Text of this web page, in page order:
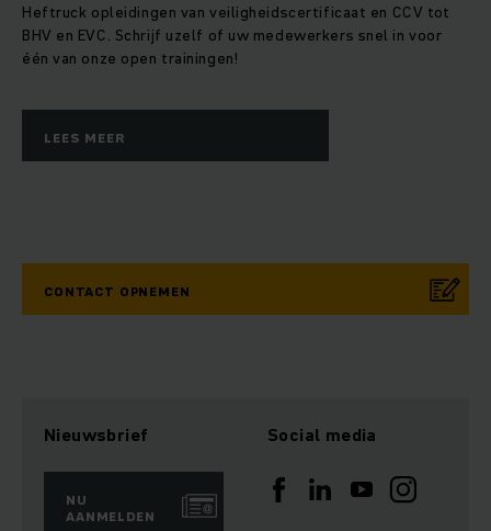
Heftruck opleidingen van veiligheidscertificaat en CCV tot
BHV en EVC. Schrijf uzelf of uw medewerkers snel in voor
één van onze open trainingen!
LEES MEER
CONTACT OPNEMEN
Nieuwsbrief
NU
AANMELDEN
Social media